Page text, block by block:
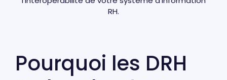
RH.
Pourquoi les DRH